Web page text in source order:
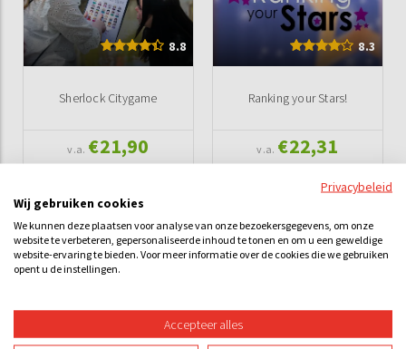
8.8
Sherlock Citygame
v.a. €21,90
8.3
Ranking your Stars!
v.a. €22,31
De Saboteur in Nijmegen
Steppen - Consumptie - Ik
hou van Holland
Privacybeleid
Wij gebruiken cookies
We kunnen deze plaatsen voor analyse van onze bezoekersgegevens, om onze
website te verbeteren, gepersonaliseerde inhoud te tonen en om u een geweldige
website-ervaring te bieden. Voor meer informatie over de cookies die we gebruiken
opent u de instellingen.
Accepteer alles